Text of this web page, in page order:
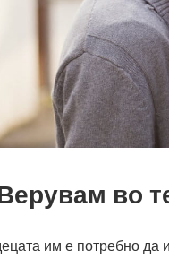
во
им е потребно